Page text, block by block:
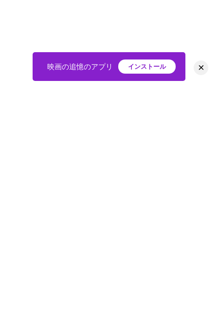
映画の追憶のアプリ インストール ×